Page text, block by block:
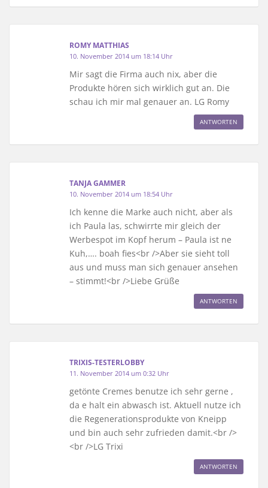
ROMY MATTHIAS
10. November 2014 um 18:14 Uhr
Mir sagt die Firma auch nix, aber die
Produkte hören sich wirklich gut an. Die
schau ich mir mal genauer an. LG Romy
ANTWORTEN
TANJA GAMMER
10. November 2014 um 18:54 Uhr
Ich kenne die Marke auch nicht, aber als
ich Paula las, schwirrte mir gleich der
Werbespot im Kopf herum – Paula ist ne
Kuh,…. boah fies<br />Aber sie sieht toll
aus und muss man sich genauer ansehen
– stimmt!<br />Liebe Grüße
ANTWORTEN
TRIXIS-TESTERLOBBY
11. November 2014 um 0:32 Uhr
getönte Cremes benutze ich sehr gerne ,
da e halt ein abwasch ist. Aktuell nutze ich
die Regenerationsprodukte von Kneipp
und bin auch sehr zufrieden damit.<br />
<br />LG Trixi
ANTWORTEN